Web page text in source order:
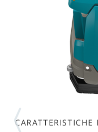
CARATTERISTICHE